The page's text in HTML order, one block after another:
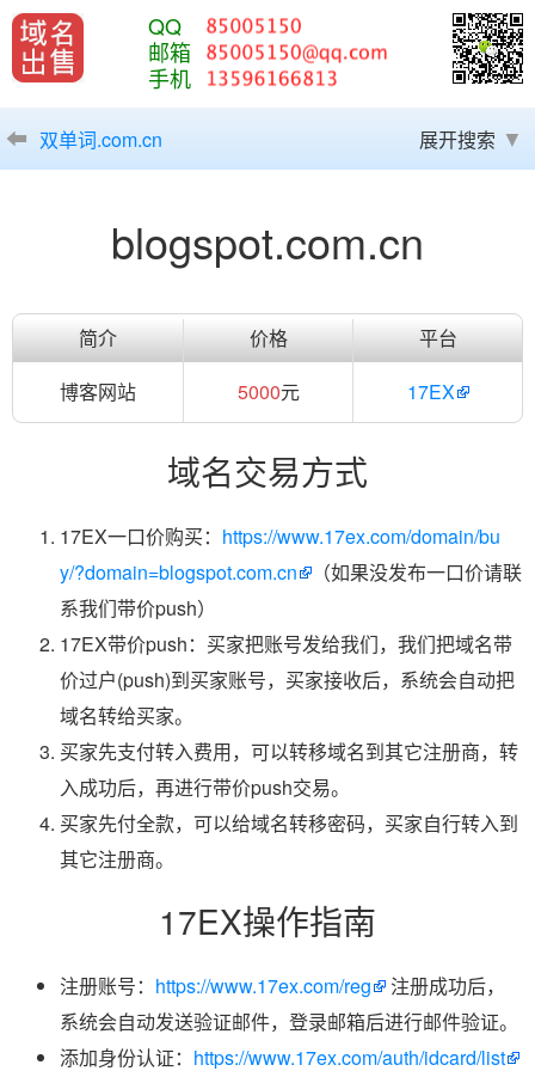
QQ
邮箱
手机
双单词.com.cn 展开搜索
blogspot.com.cn
简介 价格
平台
博客网站
5000元 17EX
域名交易方式
17EX一口价购买： https://www.17ex.com/domain/bu
y/?domain=blogspot.com.cn
（如果没发布一口价请联
系我们带价push）
17EX带价push：买家把账号发给我们，我们把域名带
价过户(push)到买家账号，买家接收后，系统会自动把
域名转给买家。
买家先支付转入费用，可以转移域名到其它注册商，转
入成功后，再进行带价push交易。
买家先付全款，可以给域名转移密码，买家自行转入到
其它注册商。
17EX操作指南
注册账号： https://www.17ex.com/reg
注册成功后，
系统会自动发送验证邮件，登录邮箱后进行邮件验证。
添加身份认证： https://www.17ex.com/auth/idcard/list